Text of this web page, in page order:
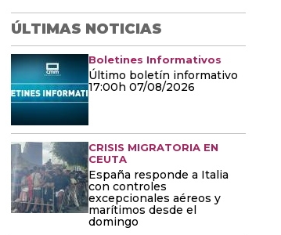
ÚLTIMAS NOTICIAS
Boletines Informativos
Último boletín informativo
17:00h 07/08/2026
CRISIS MIGRATORIA EN
CEUTA
España responde a Italia
con controles
excepcionales aéreos y
marítimos desde el
domingo